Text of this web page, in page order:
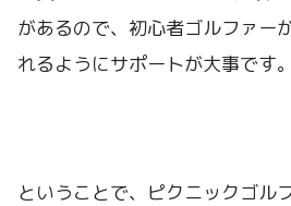
があるので、初心者ゴルファー
れるようにサポートが大事です。
ということで、ピクニックゴル